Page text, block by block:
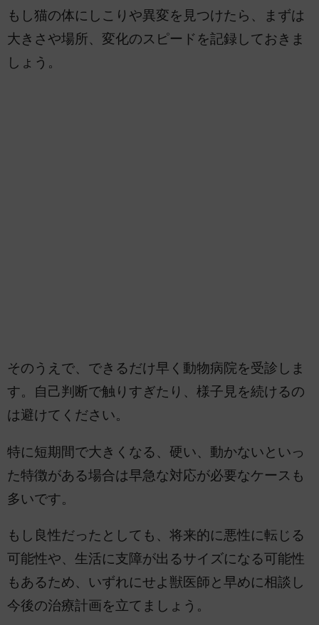
もし猫の体にしこりや異変を見つけたら、まずは
大きさや場所、変化のスピードを記録しておきま
しょう。
そのうえで、できるだけ早く動物病院を受診しま
す。自己判断で触りすぎたり、様子見を続けるの
は避けてください。
特に短期間で大きくなる、硬い、動かないといっ
た特徴がある場合は早急な対応が必要なケースも
多いです。
もし良性だったとしても、将来的に悪性に転じる
可能性や、生活に支障が出るサイズになる可能性
もあるため、いずれにせよ獣医師と早めに相談し
今後の治療計画を立てましょう。